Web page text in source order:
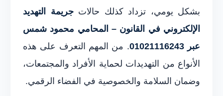
بشكل يومي، تزداد كذلك حالاتجريمة التهديد
الإلكتروني في القانون – المحامي محمود شمس
عبر 01021116243
. من المهم التعرف على هذه
الأنواع من التهديدات لحماية الأفراد والمجتمعات،
وضمان السلامة والخصوصية في الفضاء الرقمي.